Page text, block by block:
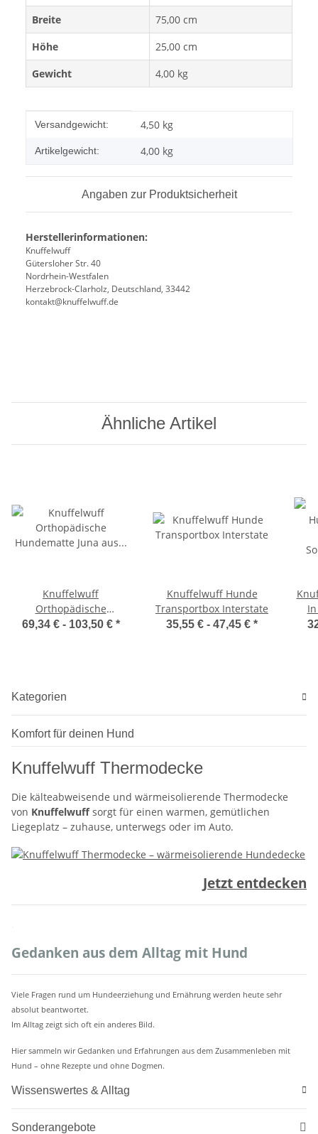
Breite
75,00 cm
Höhe
25,00 cm
Gewicht
4,00 kg
Produkteigenschaft
Wert
Versandgewicht: 4,50 kg
Artikelgewicht: 4,00 kg
Angaben zur Produktsicherheit
Herstellerinformationen:
Knuffelwuff
Gütersloher Str. 40
Nordrhein-Westfalen
Herzebrock-Clarholz, Deutschland, 33442
kontakt@knuffelwuff.de
Ähnliche Artikel
Knuffelwuff
Orthopädische
Hundematte Juna aus
69,34 € - 103,50 € *
Knuffelwuff Hunde
Transportbox Interstate
35,55 € - 47,45 € *
Kategorien
Komfort für deinen Hund
Knuffelwuff Thermodecke
Die kälteabweisende und wärmeisolierende Thermodecke
von Knuffelwuffsorgt für einen warmen, gemütlichen
Liegeplatz – zuhause, unterwegs oder im Auto.
Jetzt entdecken
Gedanken aus dem Alltag mit Hund
Viele Fragen rund um Hundeerziehung und Ernährung werden heute sehr
absolut beantwortet.
Im Alltag zeigt sich oft ein anderes Bild.
Hier sammeln wir Gedanken und Erfahrungen aus dem Zusammenleben mit
Hund – ohne Rezepte und ohne Dogmen.
Wissenswertes & Alltag
Sonderangebote